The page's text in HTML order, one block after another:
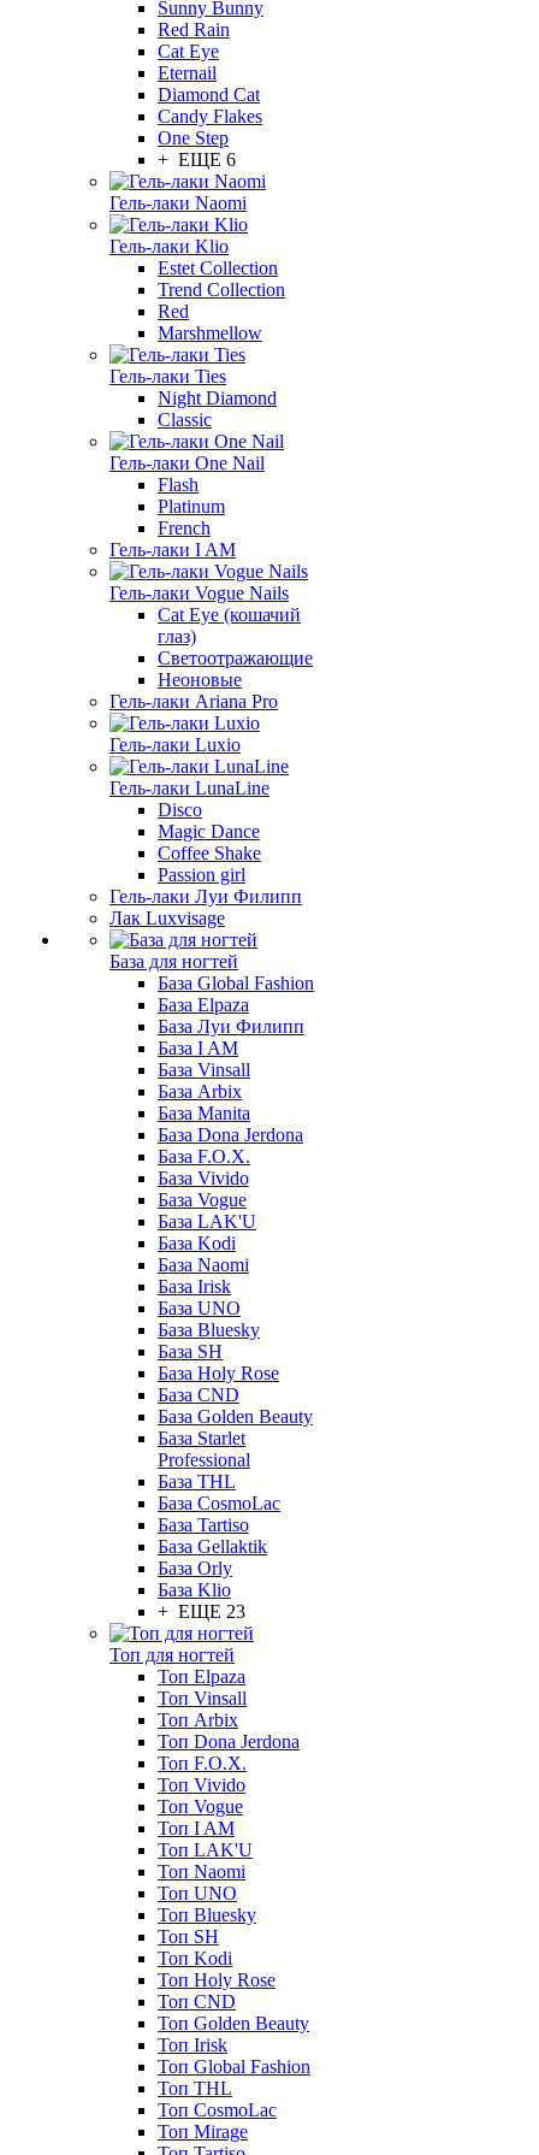
Sunny Bunny
Red Rain
Cat Eye
Eternail
Diamond Cat
Candy Flakes
One Step
+ ЕЩЕ 6
Гель-лаки Naomi
Гель-лаки Klio
Estet Collection
Trend Collection
Red
Marshmellow
Гель-лаки Ties
Night Diamond
Classic
Гель-лаки One Nail
Flash
Platinum
French
Гель-лаки I AM
Гель-лаки Vogue Nails
Cat Eye (кошачий
глаз)
Светоотражающие
Неоновые
Гель-лаки Ariana Pro
Гель-лаки Luxio
Гель-лаки LunaLine
Disco
Magic Dance
Coffee Shake
Passion girl
Гель-лаки Луи Филипп
Лак Luxvisage
База для ногтей
База Global Fashion
База Elpaza
База Луи Филипп
База I AM
База Vinsall
База Arbix
База Manita
База Dona Jerdona
База F.O.X.
База Vivido
База Vogue
База LAK'U
База Kodi
База Naomi
База Irisk
База UNO
База Bluesky
База SH
База Holy Rose
База CND
База Golden Beauty
База Starlet
Professional
База THL
База CosmoLac
База Tartiso
База Gellaktik
База Orly
База Klio
+ ЕЩЕ 23
Топ для ногтей
Топ Elpaza
Топ Vinsall
Топ Arbix
Топ Dona Jerdona
Топ F.O.X.
Топ Vivido
Топ Vogue
Топ I AM
Топ LAK'U
Топ Naomi
Топ UNO
Топ Bluesky
Топ SH
Топ Kodi
Топ Holy Rose
Топ CND
Топ Golden Beauty
Топ Irisk
Топ Global Fashion
Топ THL
Топ CosmoLac
Топ Mirage